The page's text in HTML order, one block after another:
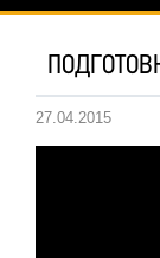
27.04.2015